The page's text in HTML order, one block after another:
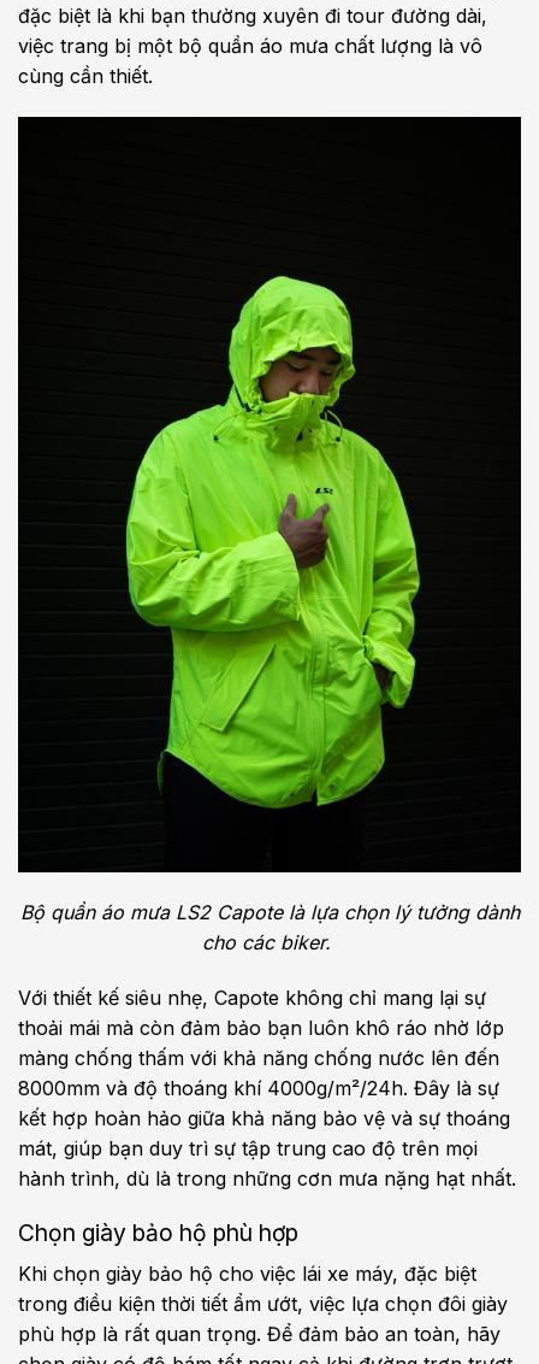
đặc biệt là khi bạn thường xuyên đi tour đường dài,
việc trang bị một bộ quần áo mưa chất lượng là vô
cùng cần thiết.
Bộ quần áo mưa LS2 Capote là lựa chọn lý tưởng dành
cho các biker.
Với thiết kế siêu nhẹ, Capote không chỉ mang lại sự
thoải mái mà còn đảm bảo bạn luôn khô ráo nhờ lớp
màng chống thấm với khả năng chống nước lên đến
8000mm và độ thoáng khí 4000g/m²/24h. Đây là sự
kết hợp hoàn hảo giữa khả năng bảo vệ và sự thoáng
mát, giúp bạn duy trì sự tập trung cao độ trên mọi
hành trình, dù là trong những cơn mưa nặng hạt nhất.
Chọn giày bảo hộ phù hợp
Khi chọn giày bảo hộ cho việc lái xe máy, đặc biệt
trong điều kiện thời tiết ẩm ướt, việc lựa chọn đôi giày
phù hợp là rất quan trọng. Để đảm bảo an toàn, hãy